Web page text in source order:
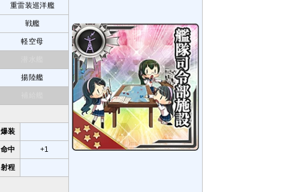
重雷装巡洋艦
戦艦
軽空母
揚陸艦
爆装
命中 +1
射程